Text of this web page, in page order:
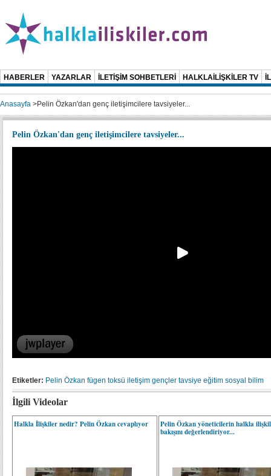
HABERLER YAZARLAR İLETİŞİM SOHBETLERİ HALKLAİLİŞKİLER TV
Anasayfa >Pelin Özkan'dan genç iletişimcilere tavsiyeler...
Pelin Özkan'dan genç iletişimcilere tavsiyeler...
Etiketler: Pelin Özkan fügen toksü iletişim gençler tavsiye eğitim sosyal bilim
İlgili Videolar
Halkla İlişkiler nedir? Pelin Özkan cevaplıyor
Pelin Özkan yöneticilerin halkla
bakışını değerlendiriyor...